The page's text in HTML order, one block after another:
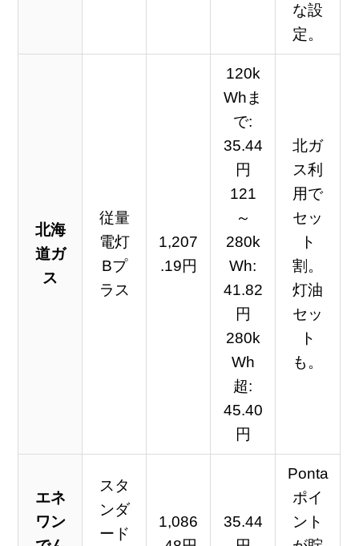
な設
定。
北海
道ガ
ス
従量
電灯
Bプ
ラス
1,207
.19円
120k
Whま
で:
35.44
円
121
～
280k
Wh:
41.82
円
280k
Wh
超:
45.40
円
北ガ
ス利
用で
セッ
ト
割。
灯油
セッ
ト
も。
エネ
ワン
スタ
ンダ
ード
1,086
35.44
Ponta
ポイ
ント